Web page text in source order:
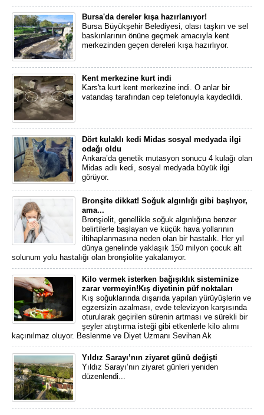
Bursa'da dereler kışa hazırlanıyor!
Bursa Büyükşehir Belediyesi, olası taşkın ve sel
baskınlarının önüne geçmek amacıyla kent
merkezinden geçen dereleri kışa hazırlıyor.
Kent merkezine kurt indi
Kars'ta kurt kent merkezine indi. O anlar bir
vatandaş tarafından cep telefonuyla kaydedildi.
Dört kulaklı kedi Midas sosyal medyada ilgi
odağı oldu
Ankara’da genetik mutasyon sonucu 4 kulağı olan
Midas adlı kedi, sosyal medyada büyük ilgi
görüyor.
Bronşite dikkat! Soğuk algınlığı gibi başlıyor,
ama...
Bronşiolit, genellikle soğuk algınlığına benzer
belirtilerle başlayan ve küçük hava yollarının
iltihaplanmasına neden olan bir hastalık. Her yıl
dünya genelinde yaklaşık 150 milyon çocuk alt
solunum yolu hastalığı olan bronşiolite yakalanıyor.
Kilo vermek isterken bağışıklık sisteminize
zarar vermeyin!Kış diyetinin püf noktaları
Kış soğuklarında dışarıda yapılan yürüyüşlerin ve
egzersizin azalması, evde televizyon karşısında
oturularak geçirilen sürenin artması ve sürekli bir
şeyler atıştırma isteği gibi etkenlerle kilo alımı
kaçınılmaz oluyor. Beslenme ve Diyet Uzmanı Sevihan Ak
Yıldız Sarayı’nın ziyaret günü değişti
Yıldız Sarayı’nın ziyaret günleri yeniden
düzenlendi...